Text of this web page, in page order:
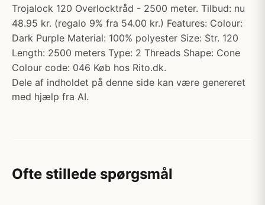
Trojalock 120 Overlocktråd - 2500 meter. Tilbud: nu
48.95 kr. (regalo 9% fra 54.00 kr.) Features: Colour:
Dark Purple Material: 100% polyester Size: Str. 120
Length: 2500 meters Type: 2 Threads Shape: Cone
Colour code: 046 Køb hos Rito.dk.
Dele af indholdet på denne side kan være genereret
med hjælp fra AI.
Ofte stillede spørgsmål